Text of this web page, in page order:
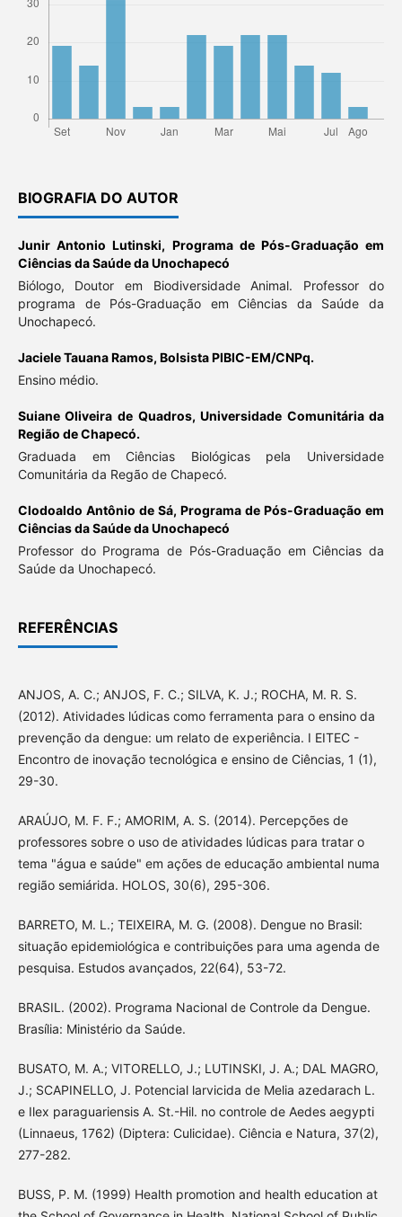
BIOGRAFIA DO AUTOR
Junir Antonio Lutinski, Programa de Pós-Graduação em
Ciências da Saúde da Unochapecó
Biólogo, Doutor em Biodiversidade Animal. Professor do
programa de Pós-Graduação em Ciências da Saúde da
Unochapecó.
Jaciele Tauana Ramos, Bolsista PIBIC-EM/CNPq.
Ensino médio.
Suiane Oliveira de Quadros,Universidade Comunitária da
Região de Chapecó.
Graduada em Ciências Biológicas pela Universidade
Comunitária da Regão de Chapecó.
Clodoaldo Antônio de Sá,Programa de Pós-Graduação em
Ciências da Saúde da Unochapecó
Professor do Programa de Pós-Graduação em Ciências da
Saúde da Unochapecó.
REFERÊNCIAS
ANJOS, A. C.; ANJOS, F. C.; SILVA, K. J.; ROCHA, M. R. S.
(2012). Atividades lúdicas como ferramenta para o ensino da
prevenção da dengue: um relato de experiência. I EITEC -
Encontro de inovação tecnológica e ensino de Ciências, 1 (1),
29-30.
ARAÚJO, M. F. F.; AMORIM, A. S. (2014). Percepções de
professores sobre o uso de atividades lúdicas para tratar o
tema "água e saúde" em ações de educação ambiental numa
região semiárida. HOLOS, 30(6), 295-306.
BARRETO, M. L.; TEIXEIRA, M. G. (2008). Dengue no Brasil:
situação epidemiológica e contribuições para uma agenda de
pesquisa. Estudos avançados, 22(64), 53-72.
BRASIL. (2002). Programa Nacional de Controle da Dengue.
Brasília: Ministério da Saúde.
BUSATO, M. A.; VITORELLO, J.; LUTINSKI, J. A.; DAL MAGRO,
J.; SCAPINELLO, J. Potencial larvicida de Melia azedarach L.
e Ilex paraguariensis A. St.-Hil. no controle de Aedes aegypti
(Linnaeus, 1762) (Diptera: Culicidae). Ciência e Natura, 37(2),
277-282.
BUSS, P. M. (1999) Health promotion and health education at